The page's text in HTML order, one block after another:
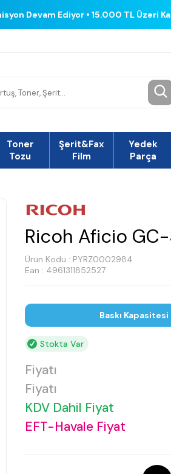
Devam Ediyor • 15.000 TL Üzeri
Toner
Tozu
Şerit&Fax
Film
Yedek
Parça
Ricoh Aficio GC-
Ürün Kodu : PYRZ0002984
Ean : 4961311852527
Baskı
Stokta Var
Fiyatı
Fiyatı
KDV Dahil Fiyat
EFT-Havale Fiyat